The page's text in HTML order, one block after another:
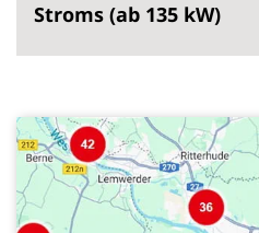
Stroms (ab 135 kW)